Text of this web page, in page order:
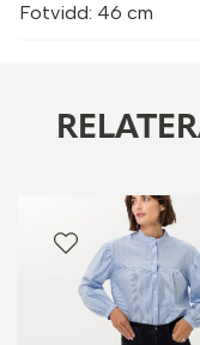
Fotvidd: 46 cm